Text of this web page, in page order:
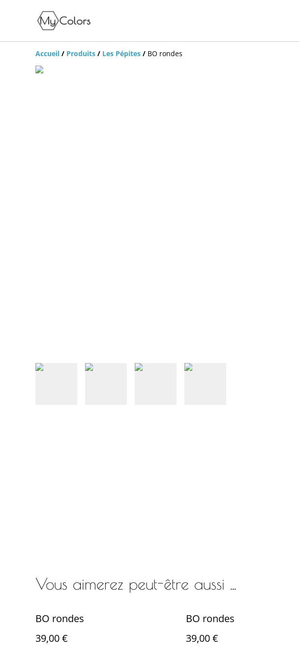
Accueil / Produits / Les Pépites / BO rondes
Vous aimerez peut-être aussi ...
BO rondes
39,00 €
BO rondes
39,00 €